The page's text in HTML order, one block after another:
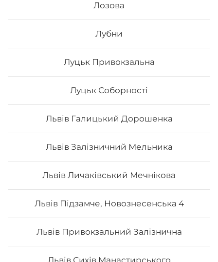
Лозова
Лубни
Луцьк Привокзальна
Луцьк Соборності
Львів Галицький Дорошенка
Львів Залізничний Мельника
Львів Личаківський Мечнікова
Львів Підзамче, Новознесенська 4
Львів Привокзальний Залізнична
Львів Сихів Манастирського
Філадельфія з копченим лососем
лосось
199₴ Хочу